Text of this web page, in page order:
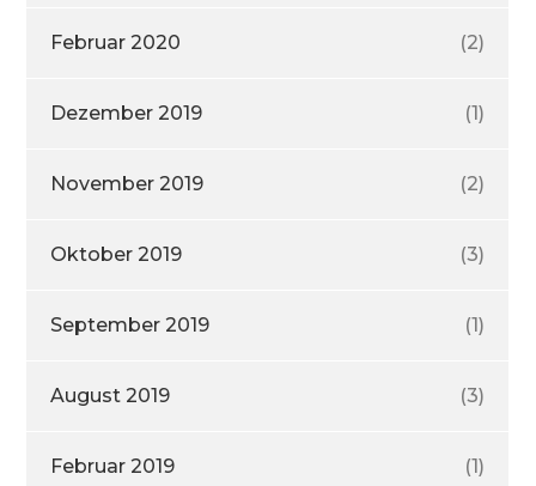
Februar 2020 (2)
Dezember 2019 (1)
November 2019 (2)
Oktober 2019 (3)
September 2019 (1)
August 2019 (3)
Februar 2019 (1)